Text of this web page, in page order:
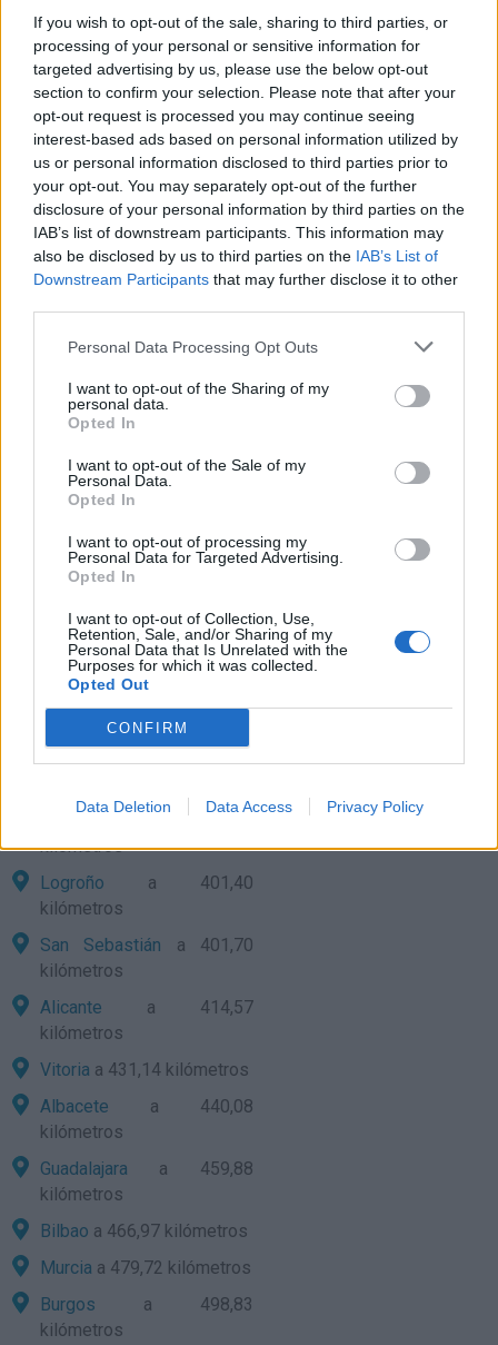
If you wish to opt-out of the sale, sharing to third parties, or
processing of your personal or sensitive information for
targeted advertising by us, please use the below opt-out
section to confirm your selection. Please note that after your
opt-out request is processed you may continue seeing
interest-based ads based on personal information utilized by
us or personal information disclosed to third parties prior to
your opt-out. You may separately opt-out of the further
disclosure of your personal information by third parties on the
IAB’s list of downstream participants. This information may
also be disclosed by us to third parties on the IAB’s List of
Downstream Participants that may further disclose it to other
Personal Data Processing Opt Outs
I want to opt-out of the Sharing of my
personal data.
Opted In
I want to opt-out of the Sale of my
Personal Data.
Opted In
I want to opt-out of processing my
Personal Data for Targeted Advertising.
Opted In
I want to opt-out of Collection, Use,
Retention, Sale, and/or Sharing of my
Personal Data that Is Unrelated with the
Purposes for which it was collected.
Opted Out
CONFIRM
Data Deletion Data Access Privacy Policy
Llagosta a 7,04 kilómetros
Sant Fost de
Campsentellesa 7,42
kilómetros
Alellaa 8,50 kilómetros
Barcelonaa 7,75
kilómetros
Gironaa 78,01 kilómetros
Tarragonaa 88,57
Lleida
a 133,02 kilómetros
212,51 kilómetros
Huescaa 230,12
kilómetros
Castellóna 249,75
Zaragozaa 257,74
kilómetros
Teruela 304,63 kilómetros
Valenciaa 310,40
kilómetros
Pamplonaa 350,61
kilómetros
a 396,55
kilómetros
Logroño a 401,40
kilómetros
San Sebastián a 401,70
kilómetros
Alicante a 414,57
kilómetros
Vitoria a 431,14 kilómetros
Albacete a 440,08
kilómetros
Guadalajara a 459,88
kilómetros
Bilbao a 466,97 kilómetros
Murcia a 479,72 kilómetros
Burgos a 498,83
kilómetros
Precios de la
gasolina en Santa
Coloma de Gramenet